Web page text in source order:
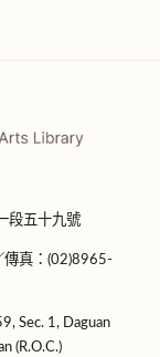
段五十九號
真：(02)8965-
Sec. 1, Daguan
(R.O.C.)